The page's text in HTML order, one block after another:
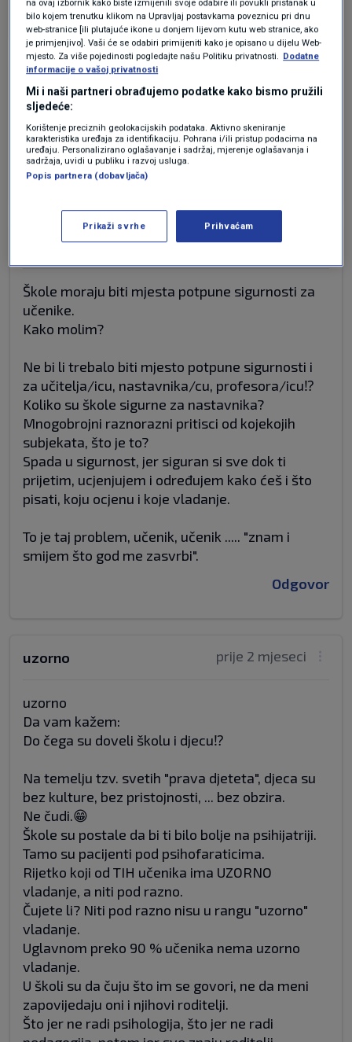
Odgovor
Ramons
“Udario ga je za njegovo dobro.” A mali će mu to
dobro naplatiti.
prije 2 mjeseci
Škole moraju biti mjesta potpune sigurnosti za
učenike.
Kako molim?
Ne bi li trebalo biti mjesto potpune sigurnosti i
za učitelja/icu, nastavnika/cu, profesora/icu⁉️
Koliko su škole sigurne za nastavnika?
Mnogobrojni raznorazni pritisci od kojekojih
subjekata, što je to?
Spada u sigurnost, jer siguran si sve dok ti
prijetim, ucjenjujem i određujem kako ćeš i što
pisati, koju ocjenu i koje vladanje.
To je taj problem, učenik, učenik ..... "znam i
smijem što god me zasvrbi".
Odgovor
prije 2 mjeseci
uzorno
uzorno
Da vam kažem:
Do čega su doveli školu i djecu⁉️
Na temelju tzv. svetih "prava djeteta", djeca su
bez kulture, bez pristojnosti, ... bez obzira.
Ne čudi.😁
Škole su postale da bi ti bilo bolje na psihijatriji.
Tamo su pacijenti pod psihofaraticima.
Rijetko koji od TIH učenika ima UZORNO
vladanje, a niti pod razno.
Čujete li? Niti pod razno nisu u rangu "uzorno"
vladanje.
Uglavnom preko 90 % učenika nema uzorno
vladanje.
U školi su da čuju što im se govori, ne da meni
zapovijedaju oni i njihovi roditelji.
Što jer ne radi psihologija, što jer ne radi
na ovaj izbornik kako biste izmijenili svoje odabire ili povukli pristanak u
bilo kojem trenutku klikom na Upravljaj postavkama poveznicu pri dnu
web-stranice [ili plutajuće ikone u donjem lijevom kutu web stranice, ako
je primjenjivo]. Vaši će se odabiri primijeniti kako je opisano u dijelu Web-
mjesto. Za više pojedinosti pogledajte našu Politiku privatnosti. Dodatne
informacije o vašoj privatnosti
Mi i naši partneri obrađujemo podatke kako bismo pružili
sljedeće:
Korištenje preciznih geolokacijskih podataka. Aktivno skeniranje
karakteristika uređaja za identifikaciju. Pohrana i/ili pristup podacima na
uređaju. Personalizirano oglašavanje i sadržaj, mjerenje oglašavanja i
sadržaja, uvidi u publiku i razvoj usluga.
Popis partnera (dobavljača)
Prikaži svrhe Prihvaćam